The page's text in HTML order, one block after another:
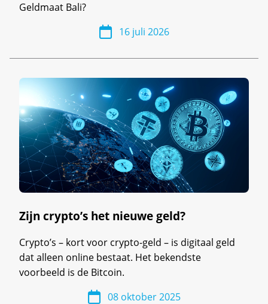
Geldmaat Bali?
16 juli 2026
Zijn crypto’s het nieuwe geld?
Crypto’s – kort voor crypto-geld – is digitaal geld
dat alleen online bestaat. Het bekendste
voorbeeld is de Bitcoin.
08 oktober 2025